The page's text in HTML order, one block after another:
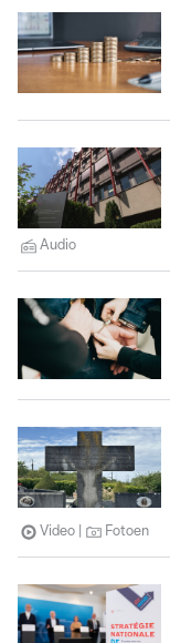
Audio
Video Fotoen